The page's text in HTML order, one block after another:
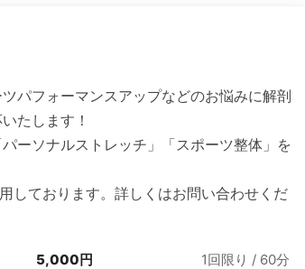
パフォーマンスアップなどのお悩みに解剖
たします！
ーソナルストレッチ」「スポーツ整体」を
しております。詳しくはお問い合わせくだ
5,000円 1回限り / 60分